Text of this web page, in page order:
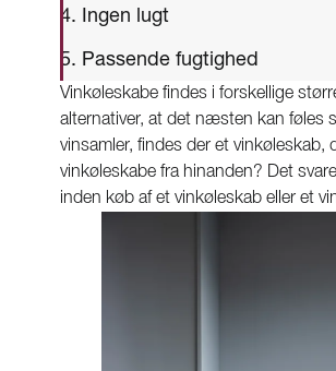
4. Ingen lugt
5. Passende fugtighed
Vinkøleskabe findes i forskellige
alternativer, at det næsten kan føles
vinsamler, findes der et
vinkøleskabe fra hinanden? Det
inden køb af et vinkøleskab eller et